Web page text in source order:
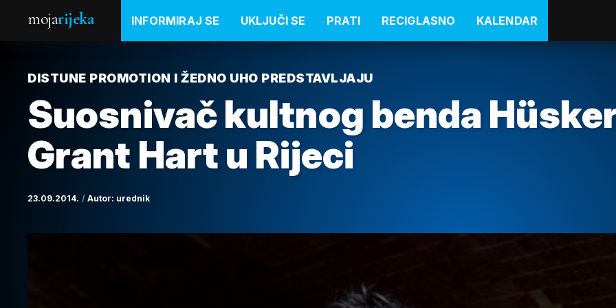
mojarijeka INFORMIRAJ SE UKLJUČI SE PRATI RECIGLASNO KALENDAR
DISTUNE PROMOTION I ŽEDNO UHO PREDSTAVLJAJU
Suosnivač kultnog benda
Grant Hart u Rijeci
23.09.2014. Autor: urednik